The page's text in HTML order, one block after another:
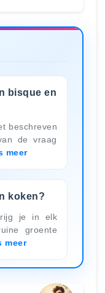
bisque en
beschreven
de vraag
meer
koken?
je in elk
groente
meer